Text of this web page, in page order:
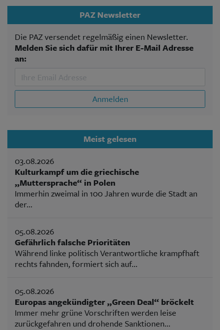
PAZ Newsletter
Die PAZ versendet regelmäßig einen Newsletter.
Melden Sie sich dafür mit Ihrer E-Mail Adresse
an:
Anmelden
Meist gelesen
03.08.2026
Kulturkampf um die griechische
„Muttersprache“ in Polen
Immerhin zweimal in 100 Jahren wurde die Stadt an
der...
05.08.2026
Gefährlich falsche Prioritäten
Während linke politisch Verantwortliche krampfhaft
rechts fahnden, formiert sich auf...
05.08.2026
Europas angekündigter „Green Deal“ bröckelt
Immer mehr grüne Vorschriften werden leise
zurückgefahren und drohende Sanktionen...